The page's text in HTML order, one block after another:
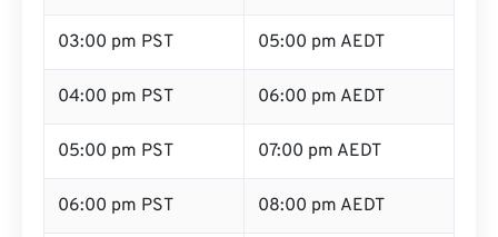
03:00 pm PST 05:00 pm AEDT
04:00 pm PST 06:00 pm AEDT
05:00 pm PST 07:00 pm AEDT
06:00 pm PST 08:00 pm AEDT